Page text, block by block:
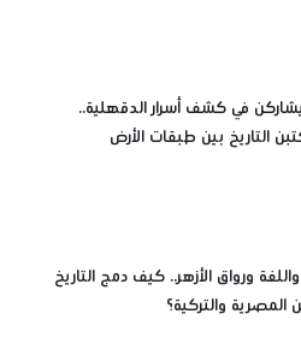
في كشف أسرار الدقهلية..
التاريخ بين طبقات الأرض
ورواق الأزهر.. كيف دمج التاريخ
المصرية والتركية؟